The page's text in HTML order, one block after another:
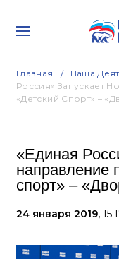
Главная Наша
Россия» Запускает
«Детский Спорт» –
«Единая
направление
спорт» –
24 января 2019,